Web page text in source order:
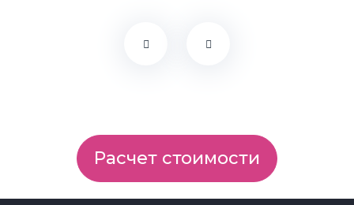
Расчет стоимости